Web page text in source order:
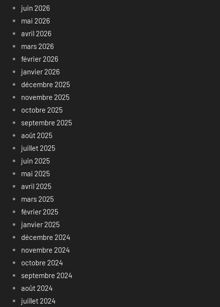
juin 2026
mai 2026
avril 2026
mars 2026
février 2026
janvier 2026
décembre 2025
novembre 2025
octobre 2025
septembre 2025
août 2025
juillet 2025
juin 2025
mai 2025
avril 2025
mars 2025
février 2025
janvier 2025
décembre 2024
novembre 2024
octobre 2024
septembre 2024
août 2024
juillet 2024